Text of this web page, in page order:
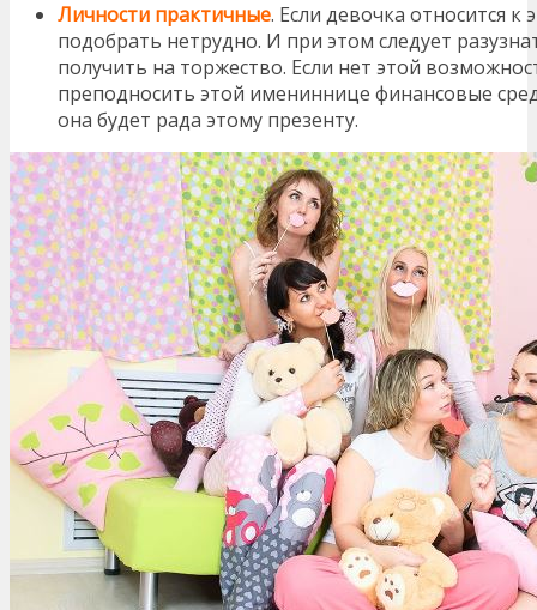
Личности практичные. Если девочка относится к
подобрать нетрудно. И при этом следует
получить на торжество. Если нет этой
преподносить этой имениннице финансовые
она будет рада этому презенту.